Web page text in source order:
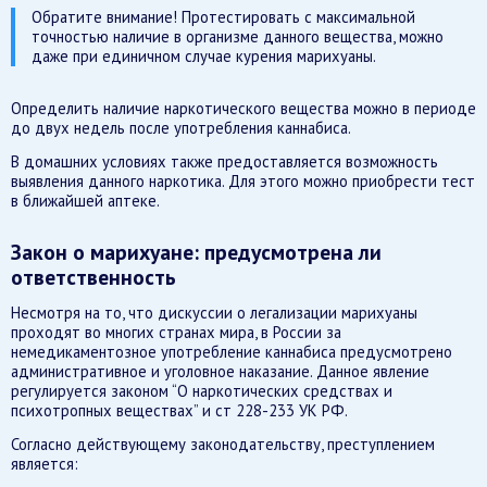
Обратите внимание! Протестировать с максимальной
точностью наличие в организме данного вещества, можно
даже при единичном случае курения марихуаны.
Определить наличие наркотического вещества можно в периоде
до двух недель после употребления каннабиса.
В домашних условиях также предоставляется возможность
выявления данного наркотика. Для этого можно приобрести тест
в ближайшей аптеке.
Закон о марихуане: предусмотрена ли
ответственность
Несмотря на то, что дискуссии о легализации марихуаны
проходят во многих странах мира, в России за
немедикаментозное употребление каннабиса предусмотрено
административное и уголовное наказание. Данное явление
регулируется законом “О наркотических средствах и
психотропных веществах” и ст 228-233 УК РФ.
Согласно действующему законодательству, преступлением
является: